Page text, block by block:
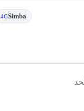
Simba
4G